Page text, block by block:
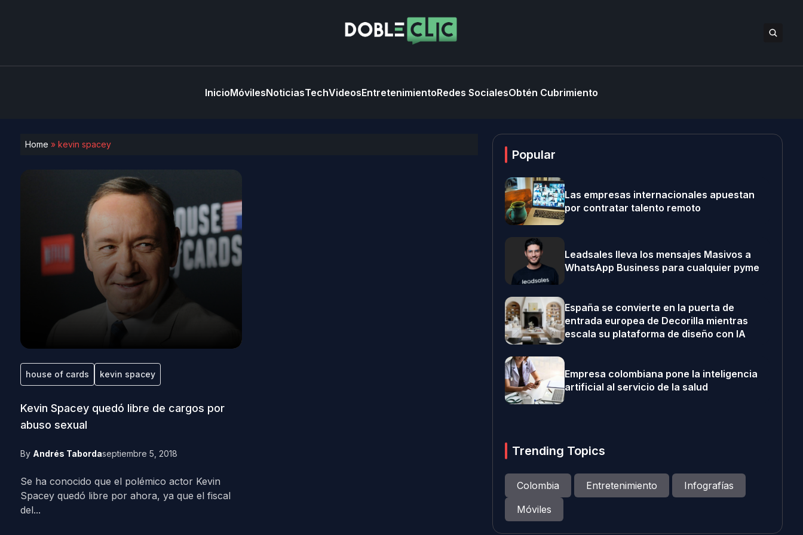
InicioMóvilesNoticiasTechVideosEntretenimientoRedes SocialesObtén Cubrimiento
Home » kevin spacey
house of cards kevin spacey
Kevin Spacey quedó libre de cargos por
abuso sexual
By Andrés Tabordaseptiembre 5, 2018
Se ha conocido que el polémico actor Kevin
Spacey quedó libre por ahora, ya que el fiscal
del...
Popular
Las empresas internacionales apuestan
por contratar talento remoto
Leadsales lleva los mensajes Masivos a
WhatsApp Business para cualquier pyme
España se convierte en la puerta de
entrada europea de Decorilla mientras
escala su plataforma de diseño con IA
Empresa colombiana pone la inteligencia
artificial al servicio de la salud
Trending Topics
Colombia Entretenimiento
Infografías
Móviles